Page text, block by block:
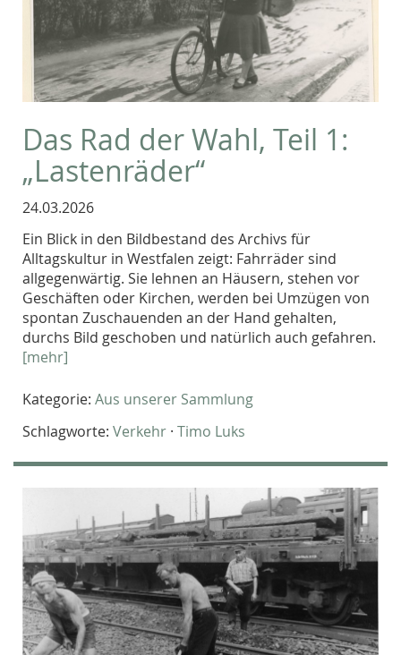
Das Rad der Wahl, Teil 1:
„Lastenräder“
24.03.2026
Ein Blick in den Bildbestand des Archivs für
Alltagskultur in Westfalen zeigt: Fahrräder sind
allgegenwärtig. Sie lehnen an Häusern, stehen vor
Geschäften oder Kirchen, werden bei Umzügen von
spontan Zuschauenden an der Hand gehalten,
durchs Bild geschoben und natürlich auch gefahren.
[mehr]
Kategorie: Aus unserer Sammlung
Schlagworte: Verkehr · Timo Luks